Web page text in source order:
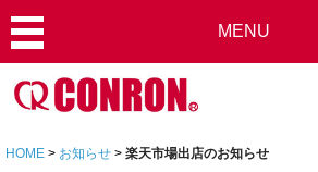
MENU
HOME > お知らせ > 楽天市場出店のお知らせ